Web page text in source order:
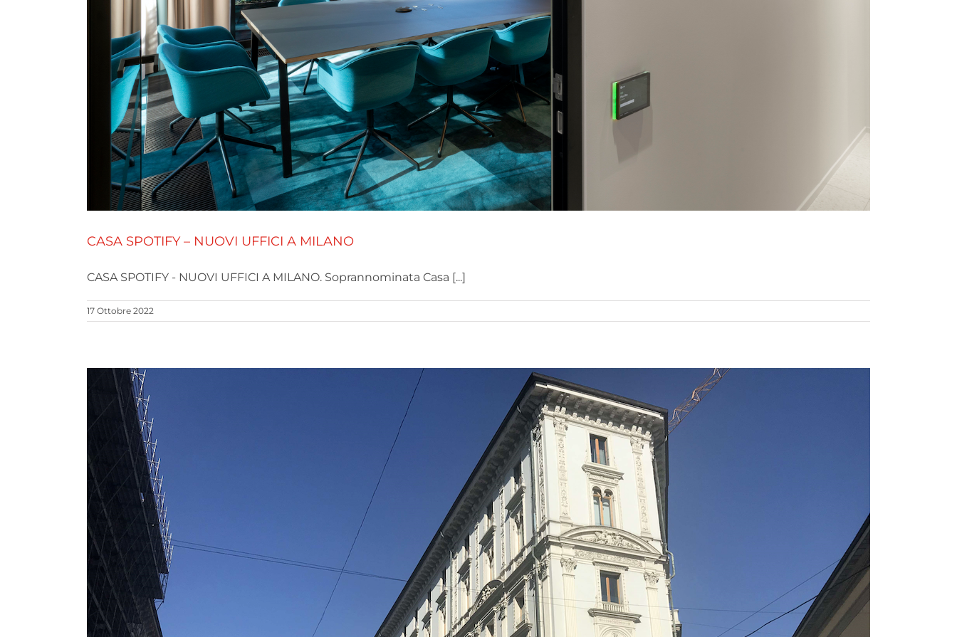
CASA SPOTIFY – NUOVI UFFICI A MILANO
CASA SPOTIFY - NUOVI UFFICI A MILANO. Soprannominata Casa [...]
17 Ottobre 2022